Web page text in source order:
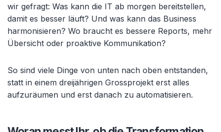
wir gefragt: Was kann die IT ab morgen bereitstellen,
damit es besser läuft? Und was kann das Business
harmonisieren? Wo braucht es bessere Reports, mehr
Übersicht oder proaktive Kommunikation?
So sind viele Dinge von unten nach oben entstanden,
statt in einem dreijährigen Grossprojekt erst alles
aufzuräumen und erst danach zu automatisieren.